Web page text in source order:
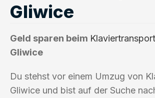
Gliwice
Geld sparen beim Klaviertransport
Gliwice
Du stehst vor einem Umzug von
Gliwice und bist auf der Suche